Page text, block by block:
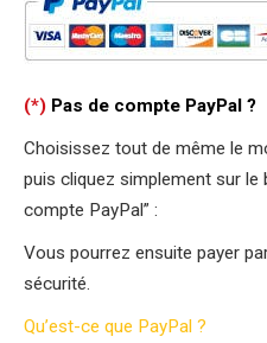
(*) Pas de compte PayPal ?
Choisissez tout de même le
puis cliquez simplement sur le
compte PayPal” :
Vous pourrez ensuite payer
sécurité.
Qu’est-ce que PayPal ?